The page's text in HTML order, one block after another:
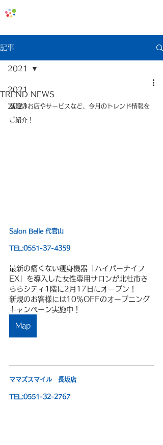
記事
2021
2021
2021
TREND NEWS
話題のお店やサービスなど、今月のトレンド情報を
ご紹介！
Salon Belle 代官山
TEL:0551-37-4359
最新の痛くない痩身機器「ハイパーナイフ
EX」を導入した女性専用サロンが北杜市き
ららシティ1階に2月17日にオープン！
新規のお客様には10％OFFのオープニング
キャンペーン実施中！
Map
ママズスマイル　長坂店
TEL:0551-32-2767